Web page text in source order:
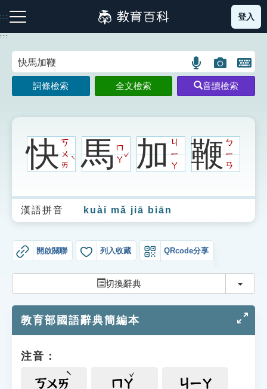
到
主
:::
注音索引圖示 筆畫索引圖示 部首索引表圖示
生字詞彙表
成語故事
索引選單
單字索引
遊戲專區
登入
:::
語
言
搜
示
圖
片
搜
示
開
鍵
圖
詞條檢索 全文檢索 音讀檢索
快ㄎ
ㄨ
ㄞ
ˋ 馬ㄇ
ㄚ
ˇ加ㄐ
ㄧ
ㄚ
鞭ㄅ
ㄧ
ㄢ
漢語拼音 kuài mǎ jiā biān
開啟關聯 列入收藏 QRcode分享
切換辭典 切換
教育部國語辭典簡編本
注音：
ㄎㄨㄞ ㄇㄚ ㄐㄧㄚ